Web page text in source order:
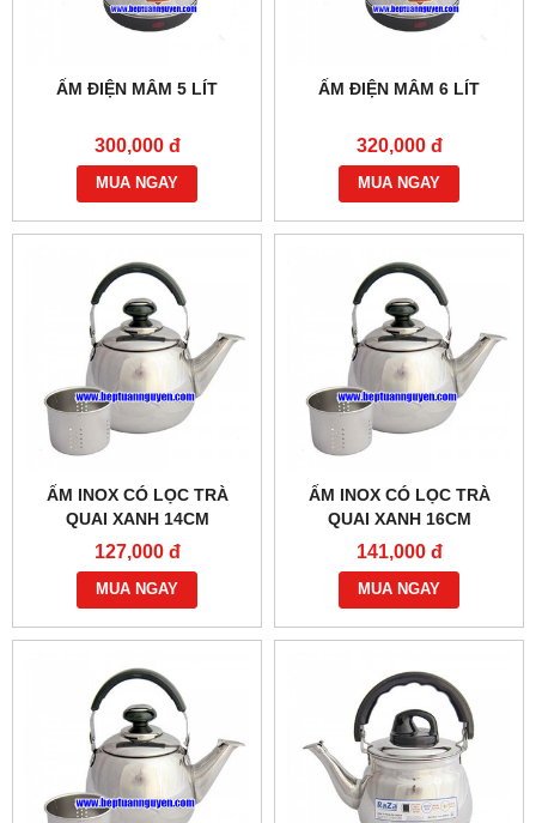
ẤM ĐIỆN MÂM 5 LÍT
300,000 đ
MUA NGAY
ẤM ĐIỆN MÂM 6 LÍT
320,000 đ
MUA NGAY
ẤM INOX CÓ LỌC TRÀ
QUAI XANH 14CM
127,000 đ
MUA NGAY
ẤM INOX CÓ LỌC TRÀ
QUAI XANH 16CM
141,000 đ
MUA NGAY